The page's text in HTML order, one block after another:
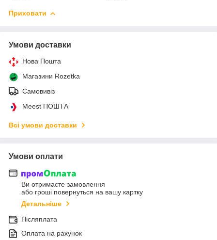
Приховати
Умови доставки
Нова Пошта
Магазини Rozetka
Самовивіз
Meest ПОШТА
Всі умови доставки
Умови оплати
Ви отримаєте замовлення
або гроші повернуться на вашу картку
Детальніше
Післяплата
Оплата на рахунок